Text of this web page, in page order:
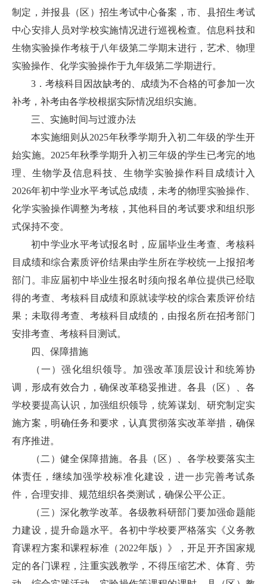
制定，并报县（区）招生考试中心备案，市、县招生考试
中心安排人员对学校实施情况进行巡视检查。信息科技和
生物实验操作考核于八年级第二学期末进行，艺术、物理
实验操作、化学实验操作于九年级第二学期进行。
3．考核科目因故缺考的、成绩为不合格的可参加一次
补考，补考由各学校根据实际情况组织实施。
三、实施时间与过渡办法
本实施细则从2025年秋季学期升入初二年级的学生开
始实施。2025年秋季学期升入初三年级的学生已考完的地
理、生物学及信息科技、生物学实验操作科目成绩计入
2026年初中学业水平考试总成绩，未考的物理实验操作、
化学实验操作调整为考核，其他科目的考试要求和组织形
式保持不变。
初中学业水平考试报名时，应届毕业生考查、考核科
目成绩和综合素质评价结果由学生所在学校统一上报招考
部门。非应届初中毕业生报名时须向报名单位提供已经取
得的考查、考核科目成绩和原就读学校的综合素质评价结
果；未取得考查、考核科目成绩的，由报名所在招考部门
安排考查、考核科目测试。
四、保障措施
（一）强化组织领导。加强改革顶层设计和统筹协
调，形成有效合力，确保改革稳妥推进。各县（区）、各
学校要提高认识，加强组织领导，统筹谋划、研究制定实
施方案，明确任务和要求，认真贯彻落实改革举措，确保
有序推进。
（二）健全保障措施。各县（区）、各学校要落实主
体责任，继续加强学校标准化建设，进一步完善考试条
件，合理安排、规范组织各类测试，确保公平公正。
（三）深化教学改革。各级教科研部门要加强命题能
力建设，提升命题水平。各初中学校要严格落实《义务教
育课程方案和课程标准（2022年版）》，开足开齐国家规
定的各门课程，注重实践教学，不得压缩艺术、体育、劳